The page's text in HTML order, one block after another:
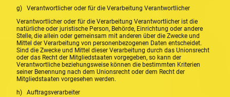
g) Verantwortlicher oder für die Verarbeitung Verantwortlicher
Verantwortlicher oder für die Verarbeitung Verantwortlicher ist die
natürliche oder juristische Person, Behörde, Einrichtung oder andere
Stelle, die allein oder gemeinsam mit anderen über die Zwecke und
Mittel der Verarbeitung von personenbezogenen Daten entscheidet.
Sind die Zwecke und Mittel dieser Verarbeitung durch das Unionsrecht
oder das Recht der Mitgliedstaaten vorgegeben, so kann der
Verantwortliche beziehungsweise können die bestimmten Kriterien
seiner Benennung nach dem Unionsrecht oder dem Recht der
Mitgliedstaaten vorgesehen werden.
h) Auftragsverarbeiter